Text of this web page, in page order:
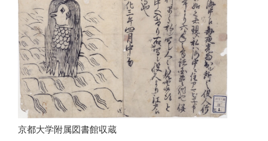
京都大学附属図書館収蔵